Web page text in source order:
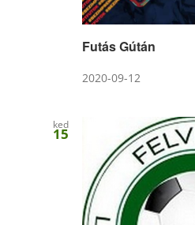
Futás Gútán
2020-09-12
ked
15